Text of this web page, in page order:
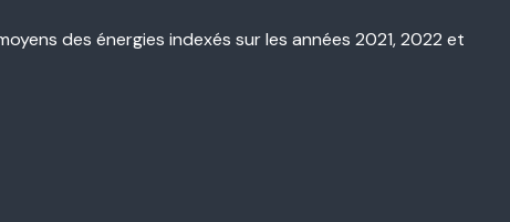
des énergies indexés sur les années 2021, 2022 et